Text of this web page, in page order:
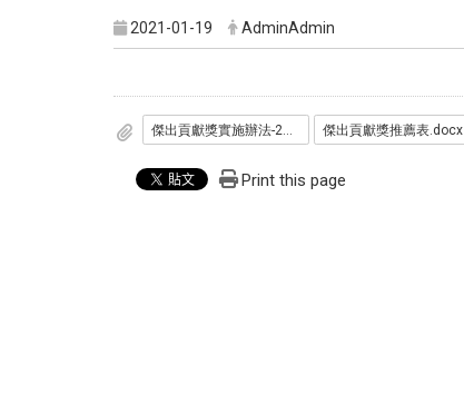
2021-01-19 AdminAdmin
傑出貢獻獎推薦表.docx
Print this page